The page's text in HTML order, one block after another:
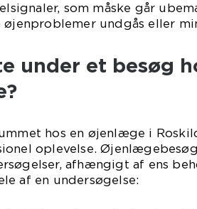
som måske går
undgås eller
under et besøg
hos en øjenlæge i
oplevelse.
afhængigt af ens
af en undersøgelse: